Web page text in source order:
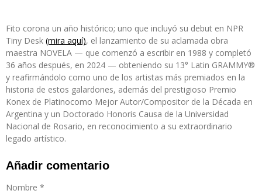
Fito corona un año histórico; uno que incluyó su debut en NPR
Tiny Desk (mira aquí), el lanzamiento de su aclamada obra
maestra NOVELA — que comenzó a escribir en 1988 y completó
36 años después, en 2024 — obteniendo su 13° Latin GRAMMY®
y reafirmándolo como uno de los artistas más premiados en la
historia de estos galardones, además del prestigioso Premio
Konex de Platinocomo Mejor Autor/Compositor de la Década en
Argentina y un Doctorado Honoris Causa de la Universidad
Nacional de Rosario, en reconocimiento a su extraordinario
legado artístico.
Añadir comentario
Nombre *